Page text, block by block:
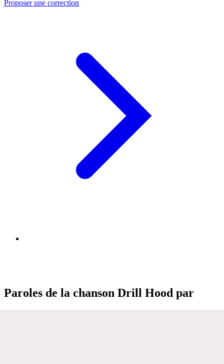
Proposer une correction
Paroles de la chanson Drill Hood par